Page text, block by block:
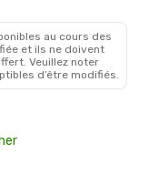
au cours des
et ils ne doivent
Veuillez noter
d’être modifiés.